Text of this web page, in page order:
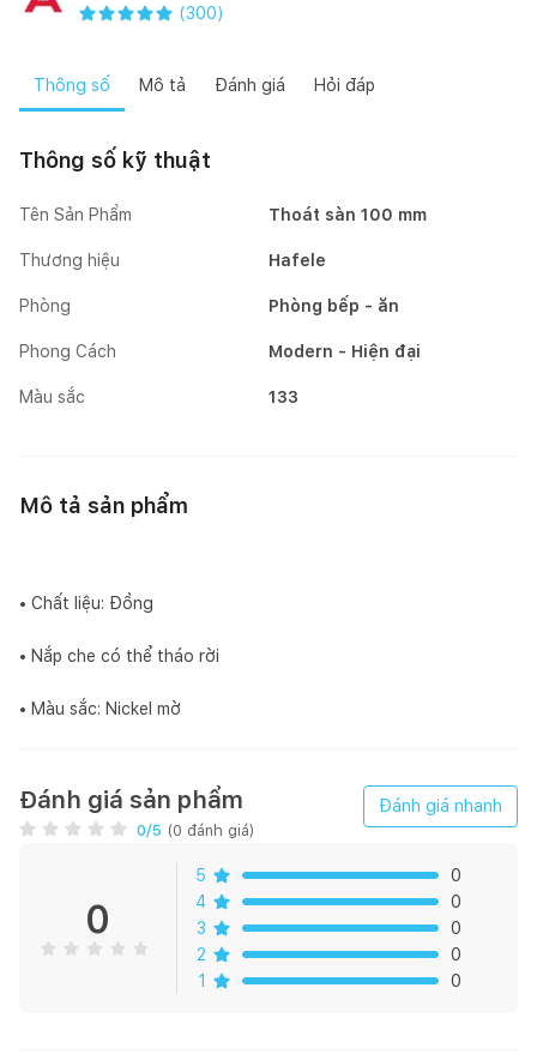
(300)
Thông số Mô tả Đánh giá Hỏi đáp
Thông số kỹ thuật
Tên Sản Phẩm Thoát sàn 100 mm
Thương hiệu Hafele
Phòng Phòng bếp - ăn
Phong Cách Modern - Hiện đại
Màu sắc 133
Mô tả sản phẩm
• Chất liệu: Đồng
• Nắp che có thể tháo rời
• Màu sắc: Nickel mờ
Đánh giá sản phẩm
0/5 (0 đánh giá)
Đánh giá nhanh
0
5
0
4
0
3
0
2
0
1
0